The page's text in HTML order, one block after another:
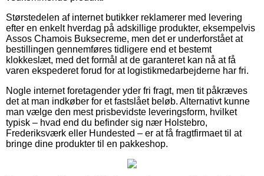
Størstedelen af internet butikker reklamerer med levering
efter en enkelt hverdag på adskillige produkter, eksempelvis
Assos Chamois Buksecreme, men det er underforstået at
bestillingen gennemføres tidligere end et bestemt
klokkeslæt, med det formål at de garanteret kan nå at få
varen ekspederet forud for at logistikmedarbejderne har fri.
Nogle internet foretagender yder fri fragt, men tit påkræves
det at man indkøber for et fastslået beløb. Alternativt kunne
man vælge den mest prisbevidste leveringsform, hvilket
typisk – hvad end du befinder sig nær Holstebro,
Frederiksværk eller Hundested – er at få fragtfirmaet til at
bringe dine produkter til en pakkeshop.